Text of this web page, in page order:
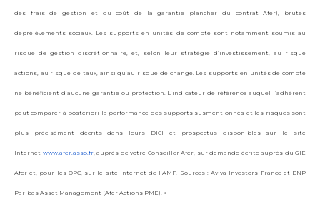
des frais de gestion et du coût de la garantie plancher du contrat Afer), brutes
deprélèvements sociaux. Les supports en unités de compte sont notamment soumis au
risque de gestion discrétionnaire, et, selon leur stratégie d’investissement, au risque
actions, au risque de taux, ainsi qu’au risque de change. Les supports en unités de compte
ne bénéficient d’aucune garantie ou protection. L’indicateur de référence auquel l’adhérent
peut comparer à posteriori la performance des supports susmentionnés et les risques sont
plus précisément décrits dans leurs DICI et prospectus disponibles sur le site
Internet www.afer.asso.fr, auprès de votre Conseiller Afer, sur demande écrite auprès du GIE
Afer et, pour les OPC, sur le site Internet de l’AMF. Sources : Aviva Investors France et BNP
Paribas Asset Management (Afer Actions PME). »